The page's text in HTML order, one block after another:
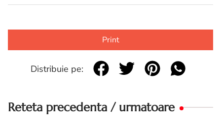
Print
Distribuie pe:
Reteta precedenta / urmatoare